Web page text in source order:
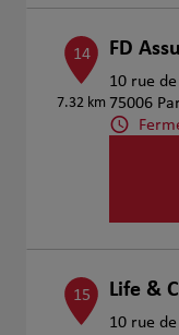
14
7.32 km
FD
10 rue
75006
15 Life &
10 rue